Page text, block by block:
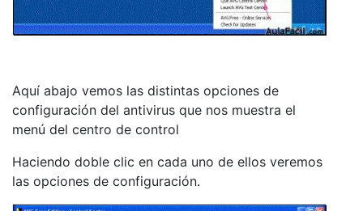
Aquí abajo vemos las distintas opciones de
configuración del antivirus que nos muestra el
menú del centro de control
Haciendo doble clic en cada uno de ellos veremos
las opciones de configuración.